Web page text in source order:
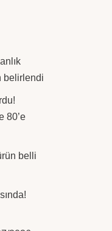
belirlendi
80’e
belli